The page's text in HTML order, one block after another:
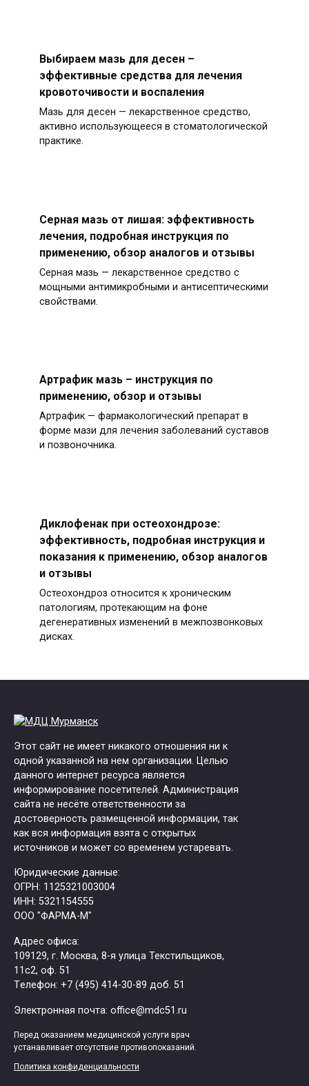
Выбираем мазь для десен –
эффективные средства для лечения
кровоточивости и воспаления
Мазь для десен — лекарственное средство,
активно использующееся в стоматологической
практике.
Серная мазь от лишая: эффективность
лечения, подробная инструкция по
применению, обзор аналогов и отзывы
Серная мазь — лекарственное средство с
мощными антимикробными и антисептическими
свойствами.
Артрафик мазь – инструкция по
применению, обзор и отзывы
Артрафик — фармакологический препарат в
форме мази для лечения заболеваний суставов
и позвоночника.
Диклофенак при остеохондрозе:
эффективность, подробная инструкция и
показания к применению, обзор аналогов
и отзывы
Остеохондроз относится к хроническим
патологиям, протекающим на фоне
дегенеративных изменений в межпозвонковых
дисках.
Этот сайт не имеет никакого отношения ни к
одной указанной на нем организации. Целью
данного интернет ресурса является
информирование посетителей. Администрация
сайта не несёте ответственности за
достоверность размещенной информации, так
как вся информация взята с открытых
источников и может со временем устаревать.
Юридические данные:
ОГРН: 1125321003004
ИНН: 5321154555
ООО "ФАРМА-М"
Адрес офиса:
109129, г. Москва, ​8-я улица Текстильщиков,
11с2, оф. 51
Tелефон: +7 (495) 414-30-89 доб. 51
Электронная почта: office@mdc51.ru
Перед оказанием медицинской услуги врач
устанавливает отсутствие противопоказаний.
Политика конфиденциальности